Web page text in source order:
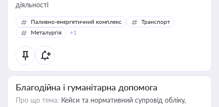
діяльності
Паливно-енергетичний комплекс
Транспорт
Металургія
+1
Благодійна і гуманітарна допомога
Про що тема: Кейси та нормативний супровід обліку,